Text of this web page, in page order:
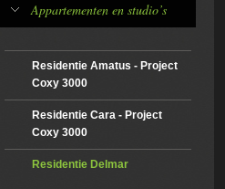
Appartementen en studio’s
Residentie Amatus - Project
Coxy 3000
Residentie Cara - Project
Coxy 3000
Residentie Delmar